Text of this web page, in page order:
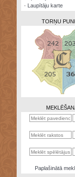
kalkulators
· Laupītāju karte
TORŅU
Paplašinātā